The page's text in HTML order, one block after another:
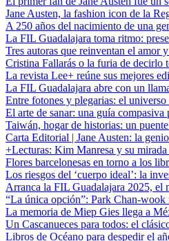
Jane Austen, la fashion icon de la
A 250 años del nacimiento de una
La FIL Guadalajara toma ritmo:
Tres autoras que reinventan el amor
Cristina Fallarás o la furia de decirlo
La revista Lee+ reúne sus mejores
La FIL Guadalajara abre con un
Entre fotones y plegarias: el
El arte de sanar: una guía compasiva
Taiwán, hogar de historias: un
Carta Editorial | Jane Austen: la genio
+Lecturas: Kim Manresa y su
Flores barcelonesas en torno a los
Los riesgos del ‘cuerpo ideal’: la
Arranca la FIL Guadalajara 2025, el
“La única opción”: Park Chan-wook
La memoria de Miep Gies llega a
Un Cascanueces para todos: el
Libros de Océano para despedir el